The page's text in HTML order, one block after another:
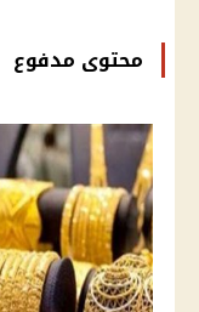
محتوى مدفوع